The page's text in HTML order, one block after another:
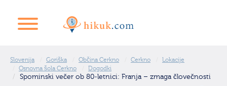
Slovenija Goriška Občina Cerkno Cerkno
Lokacije
Osnovna šola Cerkno
Dogodki
Spominski večer ob 80-letnici: Franja – zmaga človečnosti